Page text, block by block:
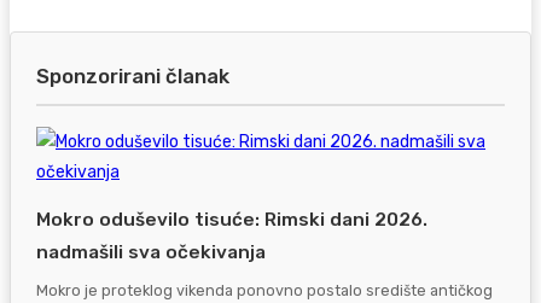
Sponzorirani članak
Mokro oduševilo tisuće: Rimski dani 2026.
nadmašili sva očekivanja
Mokro je proteklog vikenda ponovno postalo središte antičkog